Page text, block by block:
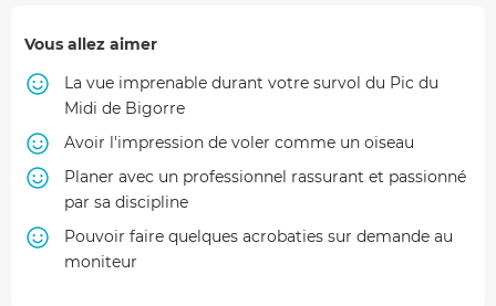
Vous allez aimer
La vue imprenable durant votre survol du Pic du
Midi de Bigorre
Avoir l'impression de voler comme un oiseau
Planer avec un professionnel rassurant et passionné
par sa discipline
Pouvoir faire quelques acrobaties sur demande au
moniteur